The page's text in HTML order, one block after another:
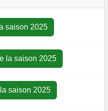
saison 2025
la saison 2025
saison 2025